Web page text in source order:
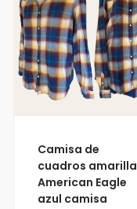
Camisa de
cuadros amarilla
American Eagle
azul camisa